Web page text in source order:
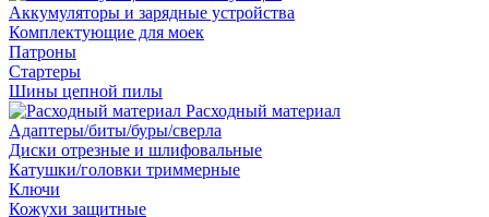
Аккумуляторы и зарядные устройства
Комплектующие для моек
Патроны
Стартеры
Шины цепной пилы
Расходный материал
Адаптеры/биты/буры/сверла
Диски отрезные и шлифовальные
Катушки/головки триммерные
Ключи
Кожухи защитные